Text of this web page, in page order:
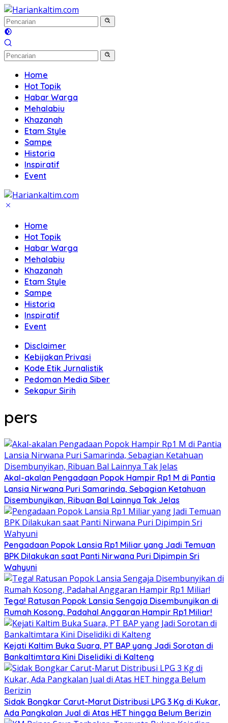
Langsung
ke
konten
Home
Hot Topik
Habar Warga
Mehalabiu
Khazanah
Etam Style
Sampe
Historia
Inspiratif
Event
Home
Hot Topik
Habar Warga
Mehalabiu
Khazanah
Etam Style
Sampe
Historia
Inspiratif
Event
Disclaimer
Kebijakan Privasi
Kode Etik Jurnalistik
Pedoman Media Siber
Sekapur Sirih
pers
Akal-akalan Pengadaan Popok Hampir Rp1 M di Pantia
Lansia Nirwana Puri Samarinda, Sebagian Ketahuan
Disembunyikan, Ribuan Bal Lainnya Tak Jelas
Pengadaan Popok Lansia Rp1 Miliar yang Jadi Temuan
BPK Dilakukan saat Panti Nirwana Puri Dipimpin Sri
Wahyuni
Tega! Ratusan Popok Lansia Sengaja Disembunyikan di
Rumah Kosong, Padahal Anggaran Hampir Rp1 Miliar!
Kejati Kaltim Buka Suara, PT BAP yang Jadi Sorotan di
Bankaltimtara Kini Diselidiki di Kalteng
Sidak Bongkar Carut-Marut Distribusi LPG 3 Kg di Kukar,
Ada Pangkalan Jual di Atas HET hingga Belum Berizin